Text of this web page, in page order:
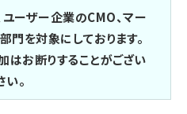
ーザー企業のCMO、マー
門を対象にしております。
お断りすることがござい
。